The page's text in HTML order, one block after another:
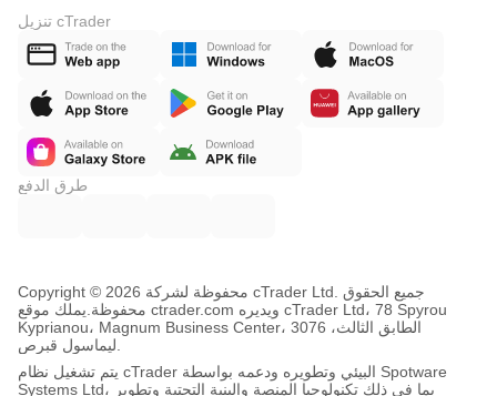
تنزيل cTrader
طرق الدفع
Copyright © محفوظة لشركة 2026 cTrader Ltd. جميع الحقوق
محفوظة. يملك موقع ctrader.com ويديره cTrader Ltd، 78 Spyrou
Kyprianou، Magnum Business Center، الطابق الثالث، 3076
يتم تشغيل نظام cTrader البيئي وتطويره ودعمه بواسطة Spotware
Systems Ltd، بما في ذلك تكنولوجيا المنصة والبنية التحتية وتطوير